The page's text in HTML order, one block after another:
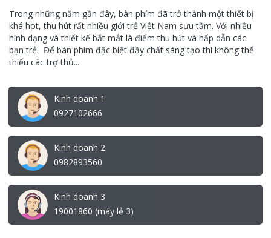
Trong những năm gần đây, bàn phím đã trở thành một thiết bị
khá hot, thu hút rất nhiều giới trẻ Việt Nam sưu tầm. Với nhiều
hình dạng và thiết kế bắt mắt là điểm thu hút và hấp dẫn các
bạn trẻ. Để bàn phím đặc biệt đầy chất sáng tạo thì không thể
thiếu các trợ thủ...
Kinh doanh 1
0927102666
Kinh doanh 2
0982893560
Kinh doanh 3
19001860 (máy lẻ 3)